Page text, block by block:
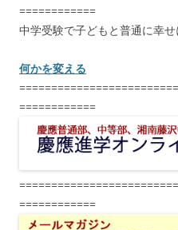
============
中学受験で子どもと普通に幸
何かを変える
============
============